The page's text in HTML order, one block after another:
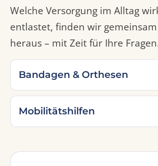
Welche Versorgung im Alltag
entlastet, finden wir
heraus – mit Zeit für Ihre
Bandagen & Orthesen
Mobilitätshilfen